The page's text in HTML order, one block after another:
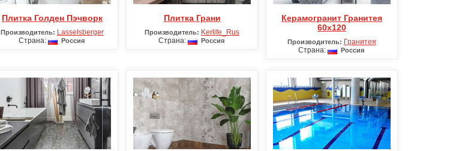
Плитка Голден Пэчворк
Производитель: Lasselsberger
Страна:
Россия
Плитка Грани
Производитель: Kerlife_Rus
Страна:
Россия
Керамогранит Гранитея
60х120
Производитель: Гранитея
Страна:
Россия